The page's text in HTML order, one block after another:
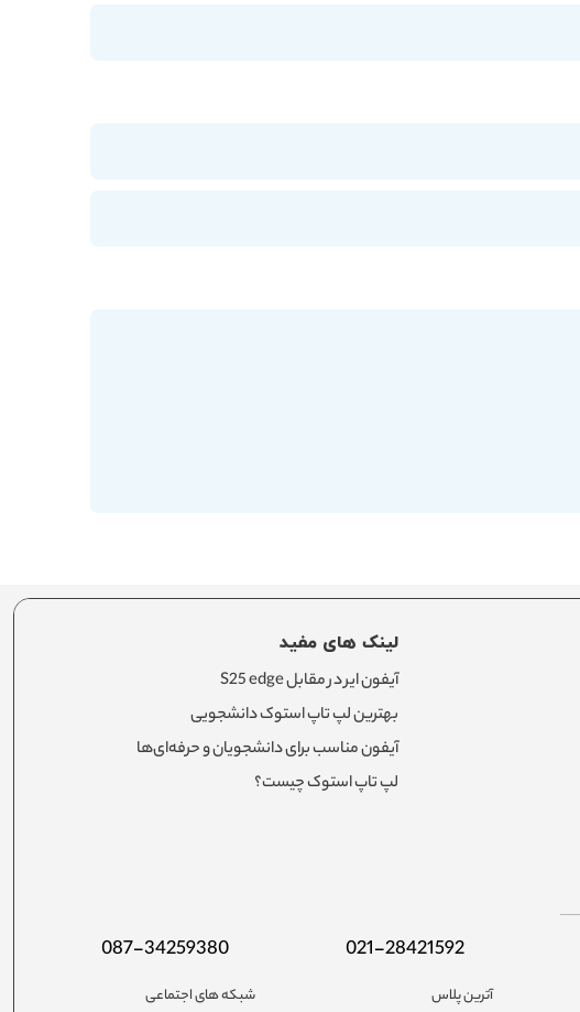
لینک های مفید
آیفون ایر در مقابل S25 edge
بهترین لپ تاپ استوک دانشجویی
آیفون مناسب برای دانشجویان و حرفه‌ای‌ها
لپ تاپ استوک چیست؟
021-28421592
087-34259380
آترین پلاس شبکه های اجتماعی